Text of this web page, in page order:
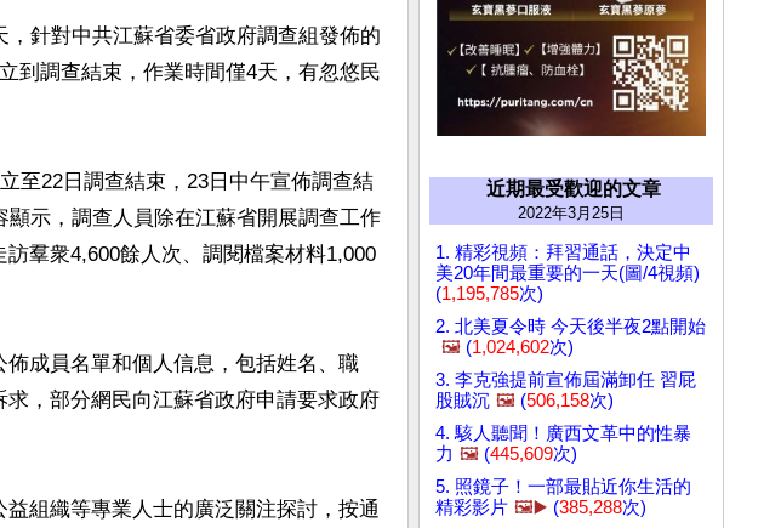
，針對中共江蘇省委省政府調查組發佈的
到調查結束，作業時間僅4天，有忽悠民
至22日調查結束，23日中午宣佈調查結
示，調查人員除在江蘇省開展調查工作
羣衆4,600餘人次、調閱檔案材料1,000
成員名單和個人信息，包括姓名、職
，部分網民向江蘇省政府申請要求政府
組織等專業人士的廣泛關注探討，按通
近期最受歡迎的文章
2022年3月25日
1. 精彩視頻：拜習通話，決定中
美20年間最重要的一天(圖/4視頻)
(1,195,785次)
2. 北美夏令時 今天後半夜2點開始
🖼️ (1,024,602次)
3. 李克強提前宣佈屆滿卸任 習屁
股賊沉 🖼️ (506,158次)
4. 駭人聽聞！廣西文革中的性暴
力 🖼️ (445,609次)
5. 照鏡子！一部最貼近你生活的
精彩影片 🖼️▶️ (385,288次)